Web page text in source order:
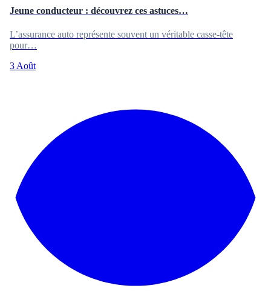
Jeune conducteur : découvrez ces astuces…
L’assurance auto représente souvent un véritable casse-tête
pour…
3 Août